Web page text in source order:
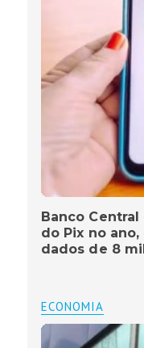
Banco
do Pix no
dados de 8
ECONOMIA